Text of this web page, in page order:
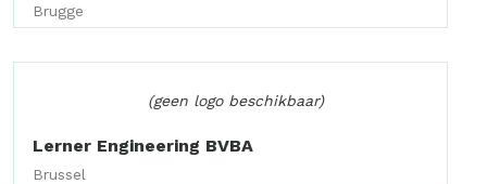
Brugge
(geen logo beschikbaar)
Lerner Engineering BVBA
Brussel